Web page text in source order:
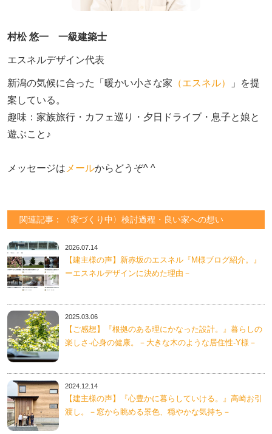
村松 悠一 一級建築士
エスネルデザイン代表
新潟の気候に合った「暖かい小さな家 （エスネル）
」を提
案している。
趣味：家族旅行・カフェ巡り・夕日ドライブ・息子と娘と
遊ぶこと♪
メッセージは メールからどうぞ^ ^
関連記事：〈家づくり中〉検討過程・良い家への想い
2026.07.14
【建主様の声】新赤坂のエスネル『M様ブログ紹介。』
ーエスネルデザインに決めた理由－
2025.03.06
【ご感想】『根拠のある理にかなった設計。』暮らしの
楽しさ-心身の健康。－大きな木のような居住性-Y様－
2024.12.14
【建主様の声】『心豊かに暮らしていける。』高崎お引
渡し。－窓から眺める景色、穏やかな気持ち－